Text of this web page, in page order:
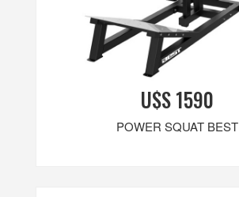
U$S 1590
POWER SQUAT BEST